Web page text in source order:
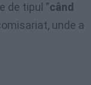
de tipul ”când
unde a